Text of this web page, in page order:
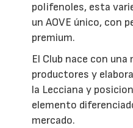
polifenoles, esta
un AOVE único, con
premium.
El Club nace con
productores y
la Lecciana y
elemento
mercado.